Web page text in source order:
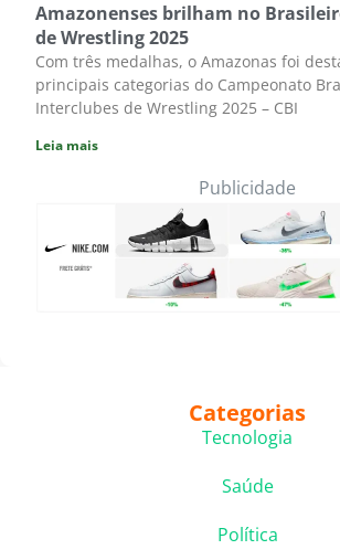
Amazonenses brilham no
de Wrestling 2025
Com três medalhas, o Amazonas foi
principais categorias do Campeonato
Interclubes de Wrestling 2025 – CBI
Leia mais
Publicidade
Categorias
Tecnologia
Saúde
Política